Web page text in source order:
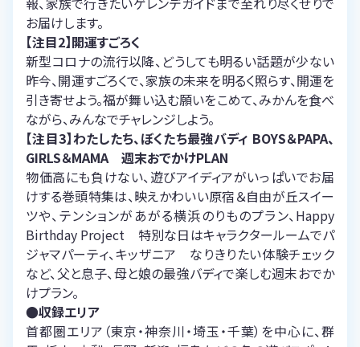
お届けします。
【注目2】開運すごろく
新型コロナの流行以降、どうしても明るい話題が少ない
昨今、開運すごろくで、家族の未来を明るく照らす、開運を
引き寄せよう。福が舞い込む願いをこめて、みかんを食べ
ながら、みんなでチャレンジしよう。
【注目3】わたしたち、ぼくたち最強バディ BOYS＆PAPA、
GIRLS＆MAMA 週末おでかけPLAN
物価高にも負けない、遊びアイディアがいっぱいでお届
けする巻頭特集は、映えかわいい原宿＆自由が丘スイー
ツや、テンションがあがる横浜のりものプラン、Happy
Birthday Project 特別な日はキャラクタールームでパ
ジャマパーティ、キッザニア なりきりたい体験チェック
など、父と息子、母と娘の最強バディで楽しむ週末おでか
けプラン。
●収録エリア
首都圏エリア（東京・神奈川・埼玉・千葉）を中心に、群